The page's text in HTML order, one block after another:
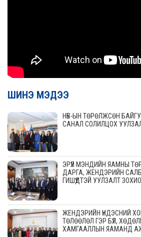
ШИНЭ МЭДЭЭ
НҮБ-ЫН ТӨРӨЛЖСӨН
САНАЛ СОЛИЛЦОХ
ЭРҮҮЛ МЭНДИЙН ЯАМНЫ
ДАРГА, ЖЕНДЭРИЙН
ГИШҮҮДТЭЙ УУЛЗАЛТ
ЖЕНДЭРИЙН ҮНДЭСНИЙ
ТӨЛӨӨЛӨЛ ГЭР БҮЛ,
ХАМГААЛЛЫН ЯАМАНД